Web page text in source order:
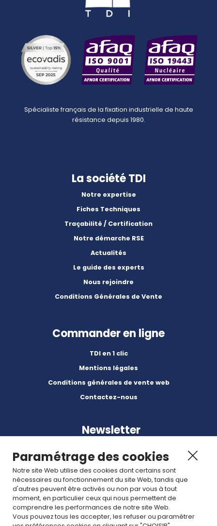
Spécialiste français de la fixation industrielle de haute
résistance depuis 1980.
La société TDI
Notre expertise
Fiches Techniques
Traçabilité / Certification
Notre démarche RSE
Actualités
Le guide des experts
Nous rejoindre
Conditions Générales de Vente
Commander en ligne
TDI en 1 clic
Mentions légales
Conditions générales de vente web
Contactez-nous
Newsletter
Abonnez-vous à nos dernières nouvelles et articles.
Paramétrage des cookies
Notre site Web utilise des cookies dont certains sont
nécessaires au fonctionnement du site Web, tandis que
d'autres peuvent être activés ou non par vous à tout
moment, en particulier ceux qui nous permettent de
comprendre les performances de notre site Web.
Vous pouvez tous les accepter, les refuser ou paramétrer